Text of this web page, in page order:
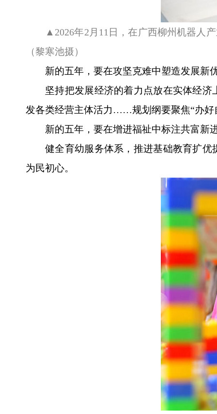
▲2026年2月11日，在广西柳州机器人
（黎寒池摄）
新的五年，要在攻坚克难中塑造发展新
坚持把发展经济的着力点放在实体经
发各类经营主体活力……规划纲要聚焦“办好
新的五年，要在增进福祉中标注共富新
健全育幼服务体系，推进基础教育扩
为民初心。